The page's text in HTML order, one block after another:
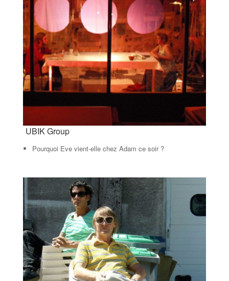
UBIK Group
Pourquoi Eve vient-elle chez Adam ce soir ?